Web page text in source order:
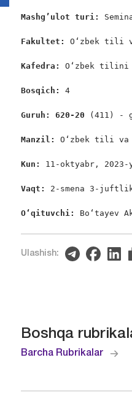
Mashg’ulot turi:
Fakultet: O‘zbek tili
Kafedra: O‘zbek tilini
Bosqich: 4
Guruh: 620-20 (411) -
Manzil: O‘zbek tili va
Kun: 11-oktyabr,
Vaqt: 2-smena 3-
O‘qituvchi: Bo‘tayev
Ulashish:
Boshqa
Barcha Rubrikalar